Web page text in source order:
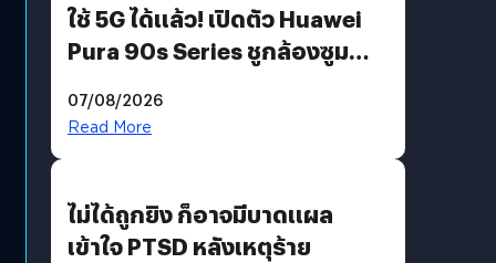
ใช้ 5G ได้แล้ว! เปิดตัว Huawei
Pura 90s Series ชูกล้องซูม
07/08/2026
Read More
ไม่ได้ถูกยิง ก็อาจมีบาดแผล
เข้าใจ PTSD หลังเหตุร้าย